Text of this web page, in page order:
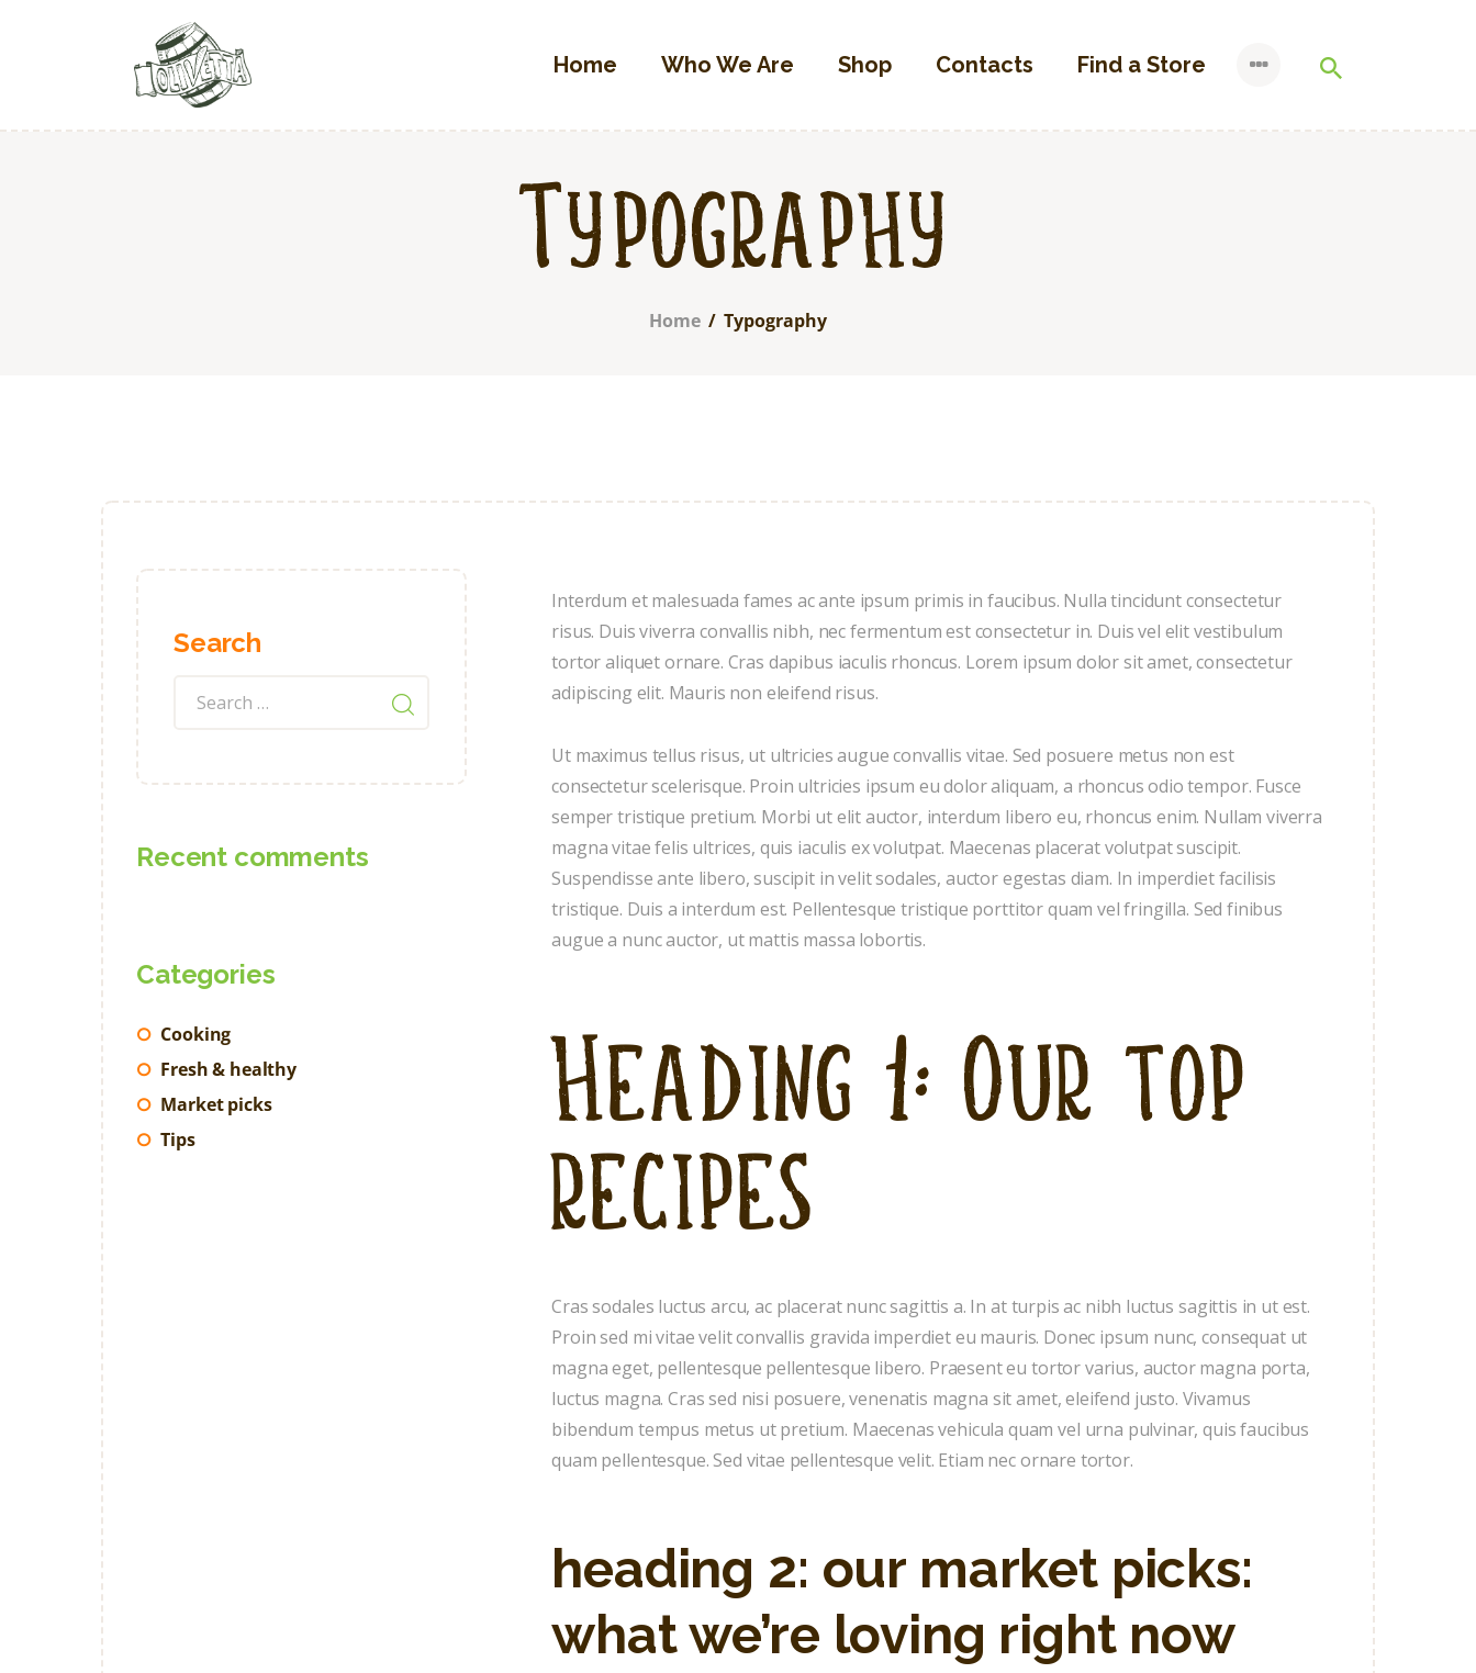
Home Who We Are Shop Contacts Find a Store
Typography
Home Typography
Who We Are
Find A Store
My Account
Interdum et malesuada fames ac ante ipsum primis in faucibus. Nulla tincidunt consectetur
risus. Duis viverra convallis nibh, nec fermentum est consectetur in. Duis vel elit vestibulum
tortor aliquet ornare. Cras dapibus iaculis rhoncus. Lorem ipsum dolor sit amet, consectetur
adipiscing elit. Mauris non eleifend risus.
Ut maximus tellus risus, ut ultricies augue convallis vitae. Sed posuere metus non est
consectetur scelerisque. Proin ultricies ipsum eu dolor aliquam, a rhoncus odio tempor. Fusce
semper tristique pretium. Morbi ut elit auctor, interdum libero eu, rhoncus enim. Nullam viverra
magna vitae felis ultrices, quis iaculis ex volutpat. Maecenas placerat volutpat suscipit.
Suspendisse ante libero, suscipit in velit sodales, auctor egestas diam. In imperdiet facilisis
tristique. Duis a interdum est. Pellentesque tristique porttitor quam vel fringilla. Sed finibus
augue a nunc auctor, ut mattis massa lobortis.
Heading 1: Our top
recipes
Cras sodales luctus arcu, ac placerat nunc sagittis a. In at turpis ac nibh luctus sagittis in ut est.
Proin sed mi vitae velit convallis gravida imperdiet eu mauris. Donec ipsum nunc, consequat ut
magna eget, pellentesque pellentesque libero. Praesent eu tortor varius, auctor magna porta,
luctus magna. Cras sed nisi posuere, venenatis magna sit amet, eleifend justo. Vivamus
bibendum tempus metus ut pretium. Maecenas vehicula quam vel urna pulvinar, quis faucibus
quam pellentesque. Sed vitae pellentesque velit. Etiam nec ornare tortor.
heading 2: our market picks:
what we’re loving right now
Search
Recent comments
Categories
Cooking
Fresh & healthy
Market picks
Tips